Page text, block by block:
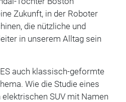
Zukunft, in der Roboter
die nützliche und
in unserem Alltag sein
auch klassisch-geformte
Wie die Studie eines
SUV mit Namen